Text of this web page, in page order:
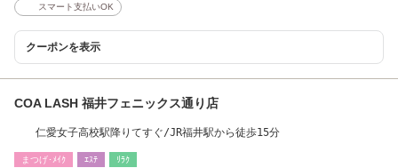
スマート支払いOK
クーポンを表示
COA LASH 福井フェニックス通り店
仁愛女子高校駅降りてすぐ/JR福井駅から徒歩15分
まつげ･ﾒｲｸ ｴｽﾃ ﾘﾗｸ